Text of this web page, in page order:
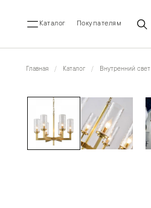
Каталог Покупателям
Главная Каталог Внутренний свет